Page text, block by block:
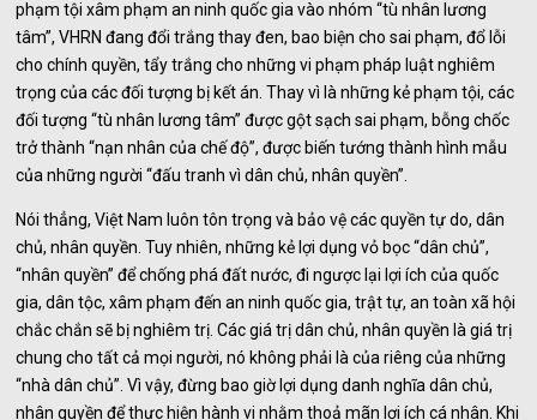
phạm tội xâm phạm an ninh quốc gia vào nhóm “tù nhân lương
tâm”, VHRN đang đổi trắng thay đen, bao biện cho sai phạm, đổ lỗi
cho chính quyền, tẩy trắng cho những vi phạm pháp luật nghiêm
trọng của các đối tượng bị kết án. Thay vì là những kẻ phạm tội, các
đối tượng “tù nhân lương tâm” được gột sạch sai phạm, bỗng chốc
trở thành “nạn nhân của chế độ”, được biến tướng thành hình mẫu
của những người “đấu tranh vì dân chủ, nhân quyền”.
Nói thẳng, Việt Nam luôn tôn trọng và bảo vệ các quyền tự do, dân
chủ, nhân quyền. Tuy nhiên, những kẻ lợi dụng vỏ bọc “dân chủ”,
“nhân quyền” để chống phá đất nước, đi ngược lại lợi ích của quốc
gia, dân tộc, xâm phạm đến an ninh quốc gia, trật tự, an toàn xã hội
chắc chắn sẽ bị nghiêm trị. Các giá trị dân chủ, nhân quyền là giá trị
chung cho tất cả mọi người, nó không phải là của riêng của những
“nhà dân chủ”. Vì vậy, đừng bao giờ lợi dụng danh nghĩa dân chủ,
nhân quyền để thực hiện hành vi nhằm thoả mãn lợi ích cá nhân. Khi